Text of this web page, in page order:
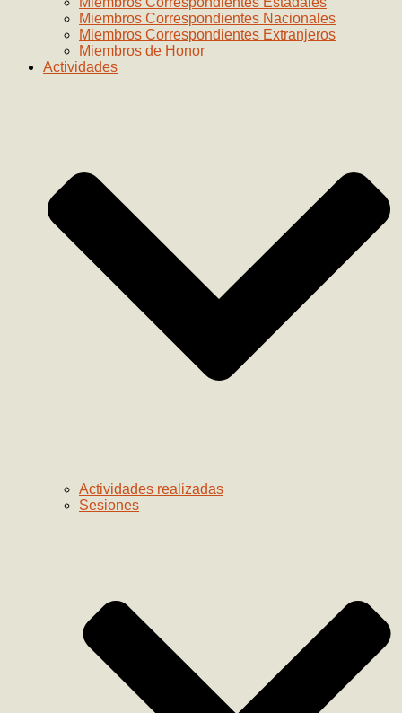
Miembros Correspondientes Nacionales
Miembros Correspondientes Extranjeros
Miembros de Honor
Actividades
Actividades realizadas
Sesiones